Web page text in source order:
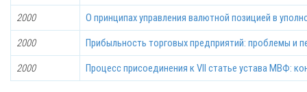
2000 О принципах управления валютной позицией в
2000 Прибыльность торговых предприятий: проблемы и
2000 Процесс присоединения к VII статье устава МВФ: